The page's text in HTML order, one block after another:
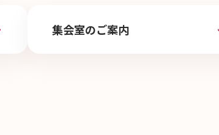
集会室のご案内